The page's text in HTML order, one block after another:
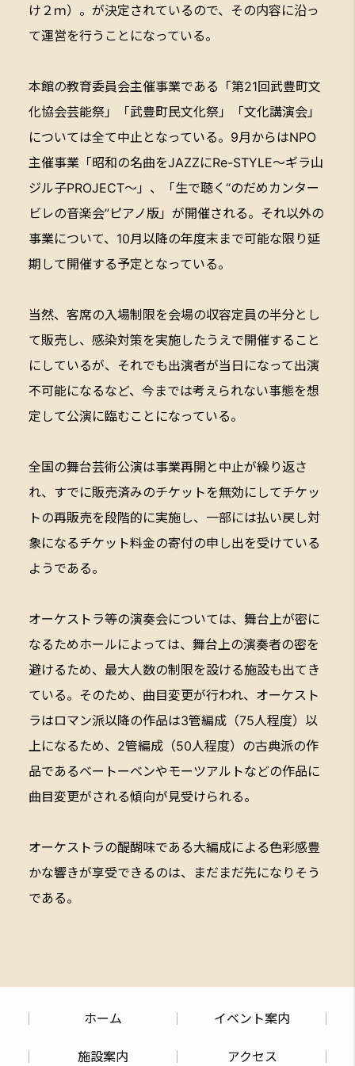
け２ｍ）。が決定されているので、その内容に沿っ
て運営を行うことになっている。
本館の教育委員会主催事業である「第21回武豊町文
化協会芸能祭」「武豊町民文化祭」「文化講演会」
については全て中止となっている。9月からはNPO
主催事業「昭和の名曲をJAZZにRe-STYLE～ギラ山
ジル子PROJECT～」、「生で聴く“のだめカンター
ビレの音楽会”ピアノ版」が開催される。それ以外の
事業について、10月以降の年度末まで可能な限り延
期して開催する予定となっている。
当然、客席の入場制限を会場の収容定員の半分とし
て販売し、感染対策を実施したうえで開催すること
にしているが、それでも出演者が当日になって出演
不可能になるなど、今までは考えられない事態を想
定して公演に臨むことになっている。
全国の舞台芸術公演は事業再開と中止が繰り返さ
れ、すでに販売済みのチケットを無効にしてチケッ
トの再販売を段階的に実施し、一部には払い戻し対
象になるチケット料金の寄付の申し出を受けている
ようである。
オーケストラ等の演奏会については、舞台上が密に
なるためホールによっては、舞台上の演奏者の密を
避けるため、最大人数の制限を設ける施設も出てき
ている。そのため、曲目変更が行われ、オーケスト
ラはロマン派以降の作品は3管編成（75人程度）以
上になるため、2管編成（50人程度）の古典派の作
品であるベートーベンやモーツアルトなどの作品に
曲目変更がされる傾向が見受けられる。
オーケストラの醍醐味である大編成による色彩感豊
かな響きが享受できるのは、まだまだ先になりそう
である。
ホーム イベント案内
施設案内 アクセス